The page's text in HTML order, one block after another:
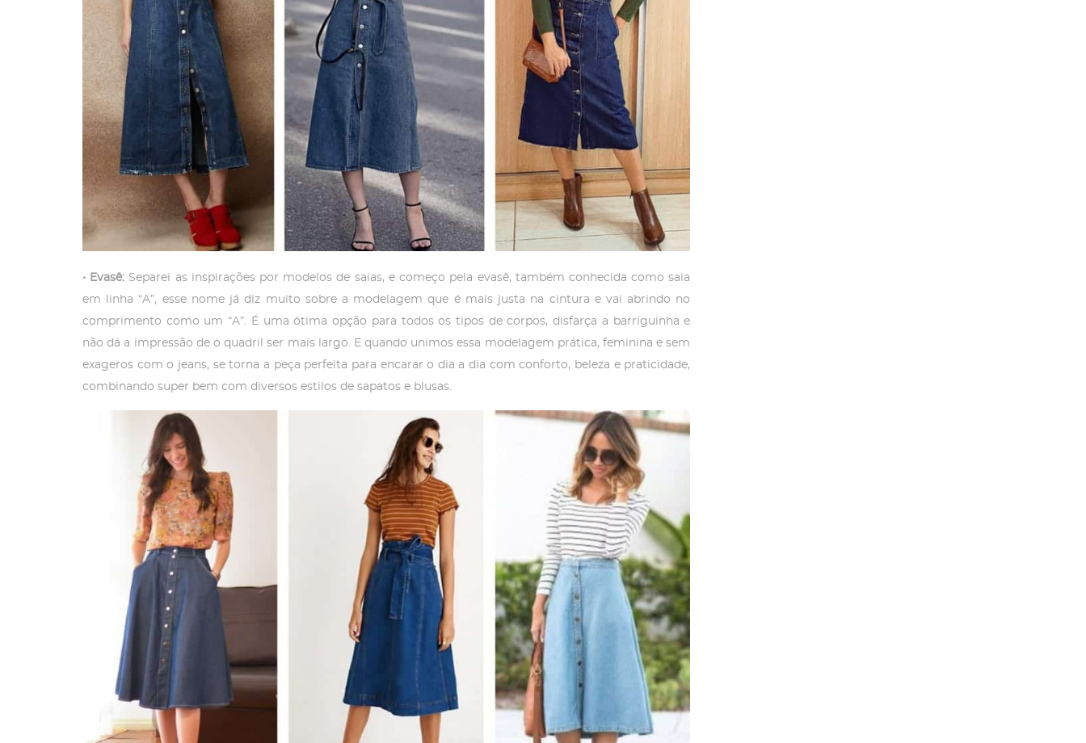
• Evasê: Separei as inspirações por modelos de saias, e começo pela evasê, também conhecida como saia
em linha “A”, esse nome já diz muito sobre a modelagem que é mais justa na cintura e vai abrindo no
comprimento como um “A”. É uma ótima opção para todos os tipos de corpos, disfarça a barriguinha e
não dá a impressão de o quadril ser mais largo. E quando unimos essa modelagem prática, feminina e sem
exageros com o jeans, se torna a peça perfeita para encarar o dia a dia com conforto, beleza e praticidade,
combinando super bem com diversos estilos de sapatos e blusas.